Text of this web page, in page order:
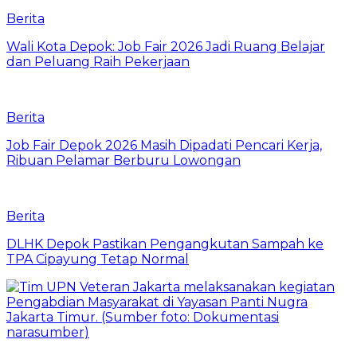
Berita
Wali Kota Depok: Job Fair 2026 Jadi Ruang Belajar
dan Peluang Raih Pekerjaan
Berita
Job Fair Depok 2026 Masih Dipadati Pencari Kerja,
Ribuan Pelamar Berburu Lowongan
Berita
DLHK Depok Pastikan Pengangkutan Sampah ke
TPA Cipayung Tetap Normal